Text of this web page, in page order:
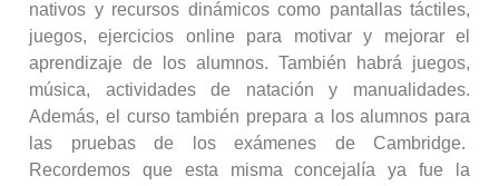
nativos y recursos dinámicos como pantallas táctiles,
juegos, ejercicios online para motivar y mejorar el
aprendizaje de los alumnos. También habrá juegos,
música, actividades de natación y manualidades.
Además, el curso también prepara a los alumnos para
las pruebas de los exámenes de Cambridge.
Recordemos que esta misma concejalía ya fue la